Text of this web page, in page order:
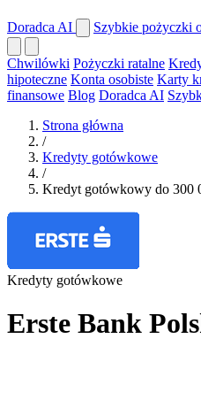
Doradca AI Szybkie pożyczki
Chwilówki Pożyczki ratalne
hipoteczne Konta osobiste Karty
finansowe Blog Doradca AI
Strona główna
/
Kredyty gotówkowe
/
Kredyt gotówkowy do 300
Kredyty gotówkowe
Erste Bank